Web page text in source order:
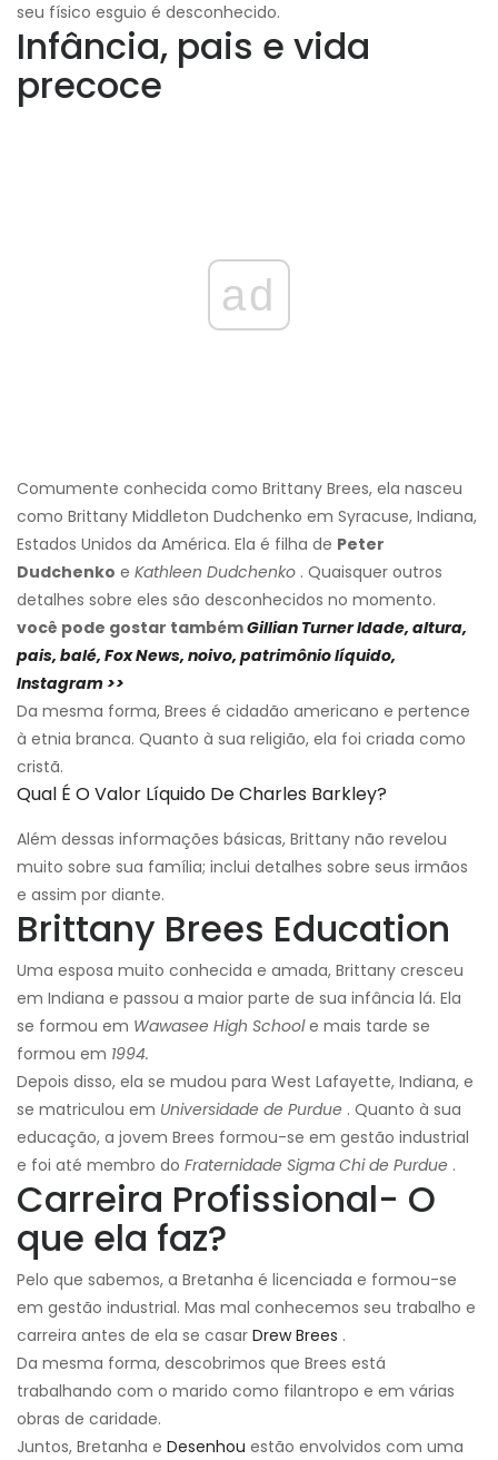
seu físico esguio é desconhecido.
Infância, pais e vida
precoce
ad
Comumente conhecida como Brittany Brees, ela nasceu
como Brittany Middleton Dudchenko em Syracuse, Indiana,
Estados Unidos da América. Ela é filha de Peter
Dudchenko e Kathleen Dudchenko . Quaisquer outros
detalhes sobre eles são desconhecidos no momento.
você pode gostar tambémGillian Turner Idade, altura,
pais, balé, Fox News, noivo, patrimônio líquido,
Instagram >>
Da mesma forma, Brees é cidadão americano e pertence
à etnia branca. Quanto à sua religião, ela foi criada como
cristã.
Qual É O Valor Líquido De Charles Barkley?
Além dessas informações básicas, Brittany não revelou
muito sobre sua família; inclui detalhes sobre seus irmãos
e assim por diante.
Brittany Brees Education
Uma esposa muito conhecida e amada, Brittany cresceu
em Indiana e passou a maior parte de sua infância lá. Ela
se formou em Wawasee High Schoole mais tarde se
formou em 1994.
Depois disso, ela se mudou para West Lafayette, Indiana, e
se matriculou em Universidade de Purdue . Quanto à sua
educação, a jovem Brees formou-se em gestão industrial
e foi até membro do Fraternidade Sigma Chi de Purdue .
Carreira Profissional- O
que ela faz?
Pelo que sabemos, a Bretanha é licenciada e formou-se
em gestão industrial. Mas mal conhecemos seu trabalho e
carreira antes de ela se casar Drew Brees .
Da mesma forma, descobrimos que Brees está
trabalhando com o marido como filantropo e em várias
obras de caridade.
Juntos, Bretanha e Desenhou estão envolvidos com uma